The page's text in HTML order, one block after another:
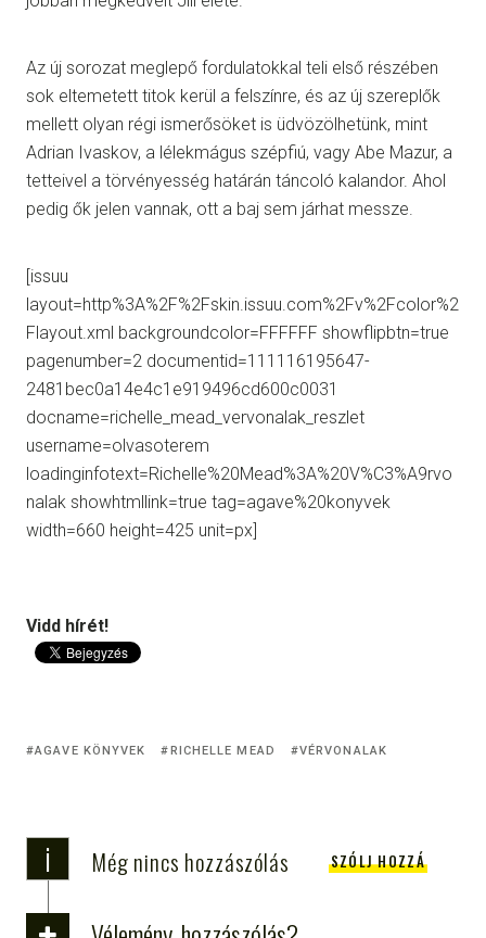
Az új sorozat meglepő fordulatokkal teli első részében
sok eltemetett titok kerül a felszínre, és az új szereplők
mellett olyan régi ismerősöket is üdvözölhetünk, mint
Adrian Ivaskov, a lélekmágus szépfiú, vagy Abe Mazur, a
tetteivel a törvényesség határán táncoló kalandor. Ahol
pedig ők jelen vannak, ott a baj sem járhat messze.
[issuu
layout=http%3A%2F%2Fskin.issuu.com%2Fv%2Fcolor%2
Flayout.xml backgroundcolor=FFFFFF showflipbtn=true
pagenumber=2 documentid=111116195647-
2481bec0a14e4c1e919496cd600c0031
docname=richelle_mead_vervonalak_reszlet
username=olvasoterem
loadinginfotext=Richelle%20Mead%3A%20V%C3%A9rvo
nalak showhtmllink=true tag=agave%20konyvek
width=660 height=425 unit=px]
Vidd hírét!
AGAVE KÖNYVEK RICHELLE MEAD VÉRVONALAK
i Még nincs hozzászólás SZÓLJ HOZZÁ